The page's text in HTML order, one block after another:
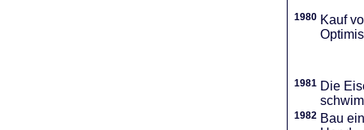
1980 Kauf
1981 Die
1982 Bau